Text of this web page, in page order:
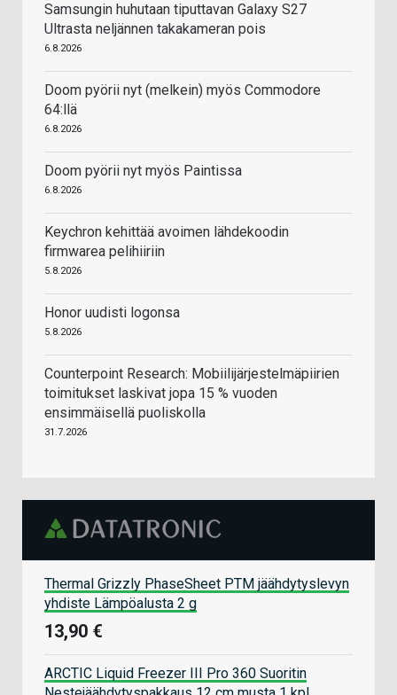
Samsungin huhutaan tiputtavan Galaxy S27
Ultrasta neljännen takakameran pois
6.8.2026
Doom pyörii nyt (melkein) myös Commodore
64:llä
6.8.2026
Doom pyörii nyt myös Paintissa
6.8.2026
Keychron kehittää avoimen lähdekoodin
firmwarea pelihiiriin
5.8.2026
Honor uudisti logonsa
5.8.2026
Counterpoint Research: Mobiilijärjestelmäpiirien
toimitukset laskivat jopa 15 % vuoden
ensimmäisellä puoliskolla
31.7.2026
Thermal Grizzly PhaseSheet PTM jäähdytyslevyn
yhdiste Lämpöalusta 2 g
13,90 €
ARCTIC Liquid Freezer III Pro 360 Suoritin